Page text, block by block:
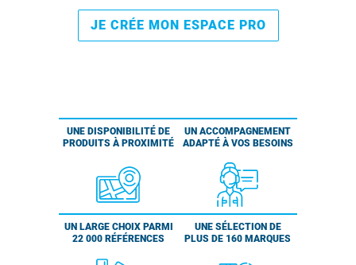
JE CRÉE MON ESPACE PRO
UNE DISPONIBILITÉ DE
PRODUITS À PROXIMITÉ
UN ACCOMPAGNEMENT
ADAPTÉ À VOS BESOINS
UN LARGE CHOIX PARMI
22 000 RÉFÉRENCES
UNE SÉLECTION DE
PLUS DE 160 MARQUES